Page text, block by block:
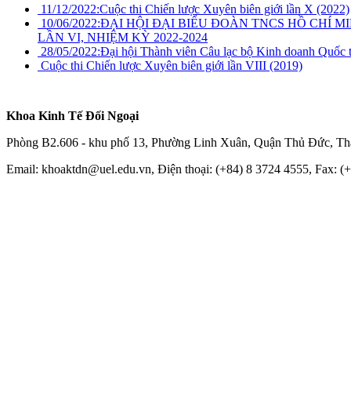
11/12/2022:Cuộc thi Chiến lược Xuyên biên giới lần X (2022)
10/06/2022:ĐẠI HỘI ĐẠI BIỂU ĐOÀN TNCS HỒ CHÍ
LẦN VI, NHIỆM KỲ 2022-2024
28/05/2022:Đại hội Thành viên Câu lạc bộ Kinh doanh
Cuộc thi Chiến lược Xuyên biên giới lần VIII (2019)
Khoa Kinh Tế Đối Ngoại
Phòng B2.606 - khu phố 13, Phường Linh Xuân, Quận Thủ Đức,
Email: khoaktdn@uel.edu.vn, Điện thoại: (+84) 8 3724 4555, Fax: